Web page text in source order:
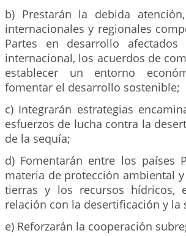
b) Prestarán la debida
internacionales y regionales
Partes en desarrollo
internacional, los acuerdos de
establecer un entorno
fomentar el desarrollo sostenible;
c) Integrarán estrategias
esfuerzos de lucha contra la
de la sequía;
d) Fomentarán entre los países
materia de protección ambiental
tierras y los recursos
relación con la desertificación y la
e) Reforzarán la cooperación